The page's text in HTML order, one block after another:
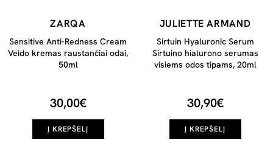
ZARQA
Sensitive Anti-Redness Cream
Veido kremas raustančiai odai,
50ml
30,00€
Į KREPŠELĮ
JULIETTE ARMAND
Sirtuin Hyaluronic Serum
Sirtuino hialurono serumas
visiems odos tipams, 20ml
30,90€
Į KREPŠELĮ